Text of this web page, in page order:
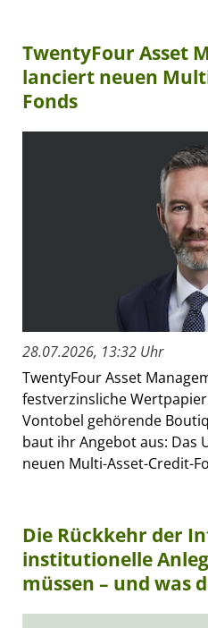
TwentyFour Asset
lanciert neuen
Fonds
28.07.2026, 13:32 Uhr
TwentyFour Asset
festverzinsliche
Vontobel gehörende
baut ihr Angebot aus: Das
neuen Multi-Asset-Credit-
Die Rückkehr der
institutionelle
müssen – und was